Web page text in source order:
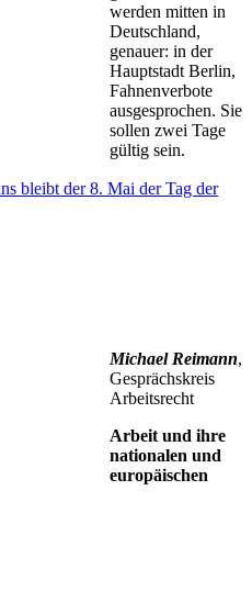
werden mitten in
Deutschland,
genauer: in der
Hauptstadt Berlin,
Fahnenverbote
ausgesprochen. Sie
sollen zwei Tage
gültig sein.
bleibt der 8. Mai der Tag der
Michael Reimann,
Gesprächskreis
Arbeitsrecht
Arbeit und ihre
nationalen und
europäischen